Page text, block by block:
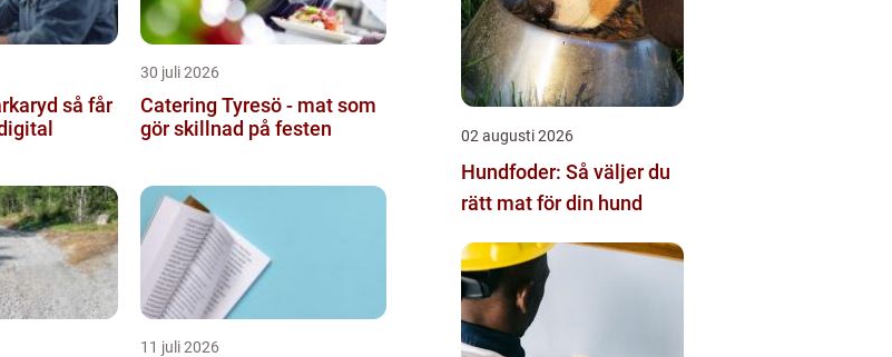
så får
30 juli 2026
Catering Tyresö - mat som
gör skillnad på festen
11 juli 2026
02 augusti 2026
Hundfoder: Så väljer du
rätt mat för din hund